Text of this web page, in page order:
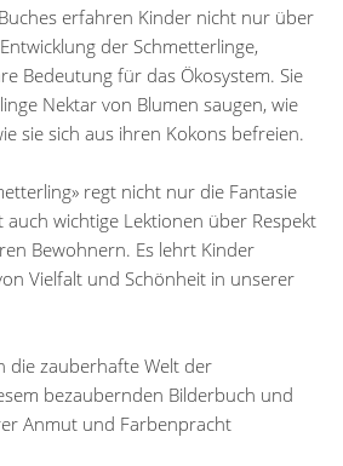
erfahren Kinder nicht nur über
der Schmetterlinge,
Bedeutung für das Ökosystem. Sie
Nektar von Blumen saugen, wie
sie sich aus ihren Kokons befreien.
regt nicht nur die Fantasie
wichtige Lektionen über Respekt
Bewohnern. Es lehrt Kinder
Vielfalt und Schönheit in unserer
die zauberhafte Welt der
bezaubernden Bilderbuch und
Anmut und Farbenpracht